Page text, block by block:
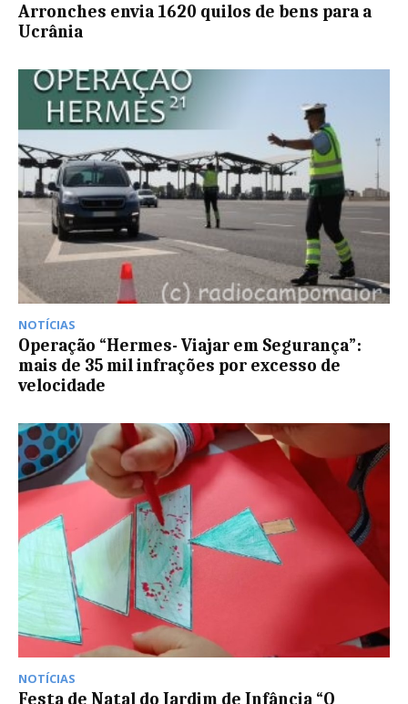
Arronches envia 1620 quilos de bens para a
Ucrânia
NOTÍCIAS
Operação “Hermes- Viajar em Segurança”:
mais de 35 mil infrações por excesso de
velocidade
NOTÍCIAS
Festa de Natal do Jardim de Infância “O